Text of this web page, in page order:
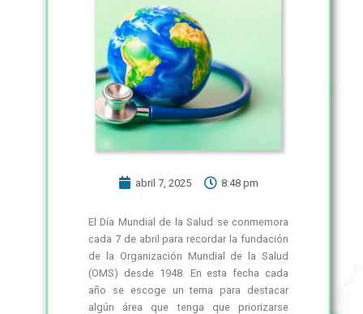
abril 7, 2025 8:48 pm
El Día Mundial de la Salud se conmemora
cada 7 de abril para recordar la fundación
de la Organización Mundial de la Salud
(OMS) desde 1948. En esta fecha cada
año se escoge un tema para destacar
algún área que tenga que priorizarse